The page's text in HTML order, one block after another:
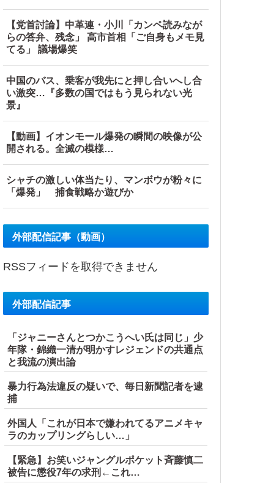
【党首討論】中革連・小川「カンペ読みなが
らの答弁、残念」 高市首相「ご自身もメモ見
てる」 議場爆笑
中国のバス、乗客が我先にと押し合いへし合
い激突…『多数の国ではもう見られない光
景』
【動画】イオンモール爆発の瞬間の映像が公
開される。全滅の模様…
シャチの激しい体当たり、マンボウが粉々に
「爆発」 捕食戦略か遊びか
外部配信記事（動画）
RSSフィードを取得できません
外部配信記事
「ジャニーさんとつかこうへい氏は同じ」少
年隊・錦織一清が明かすレジェンドの共通点
と我流の演出論
暴力行為法違反の疑いで、毎日新聞記者を逮
捕
外国人「これが日本で嫌われてるアニメキャ
ラのカップリングらしい…」
【緊急】お笑いジャングルポケット斉藤慎二
被告に懲役7年の求刑←これ…